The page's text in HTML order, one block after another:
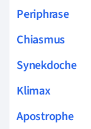
Periphrase
Chiasmus
Synekdoche
Klimax
Apostrophe